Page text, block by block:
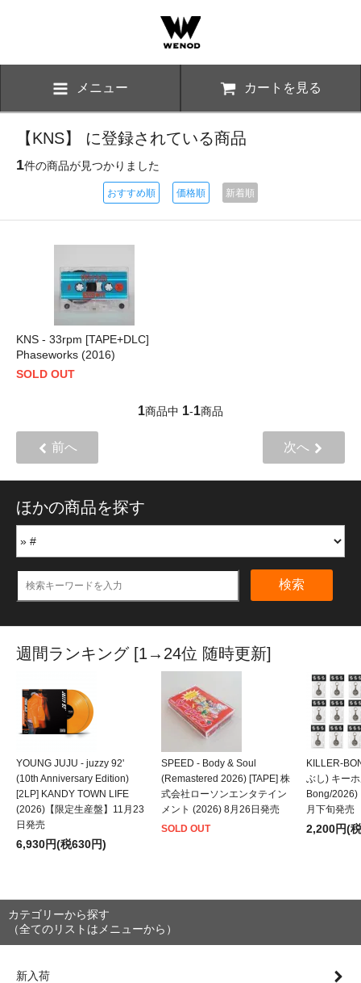
メニュー カートを見る
【KNS】 に登録されている商品
1件の商品が見つかりました
おすすめ順 価格順 新着順
KNS - 33rpm [TAPE+DLC]
Phaseworks (2016)
SOLD OUT
1商品中 1-1商品
前へ 次へ
ほかの商品を探す
検索
週間ランキング [1→24位 随時更新]
YOUNG JUJU - juzzy 92'
(10th Anniversary Edition)
[2LP] KANDY TOWN LIFE
(2026)【限定生産盤】11月23
日発売
6,930円(税630円)
SPEED - Body & Soul
(Remastered 2026) [TAPE] 株
式会社ローソンエンタテイン
メント (2026) 8月26日発売
SOLD OUT
KILLER-
ぶし) キー
Bong/2026)
月下旬発売
2,200円(
カテゴリーから探す
（全てのリストはメニューから）
新入荷